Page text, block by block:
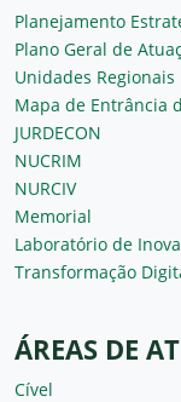
Planejamento
Plano Geral de
Unidades Regionais
Mapa de Entrância
JURDECON
NUCRIM
NURCIV
Memorial
Laboratório de
Transformação
ÁREAS DE
Cível